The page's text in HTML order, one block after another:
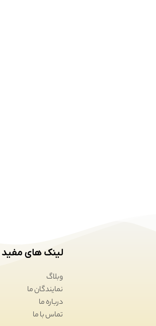
لینک های مفید
وبلاگ
نمایندگان ما
درباره ما
تماس با ما